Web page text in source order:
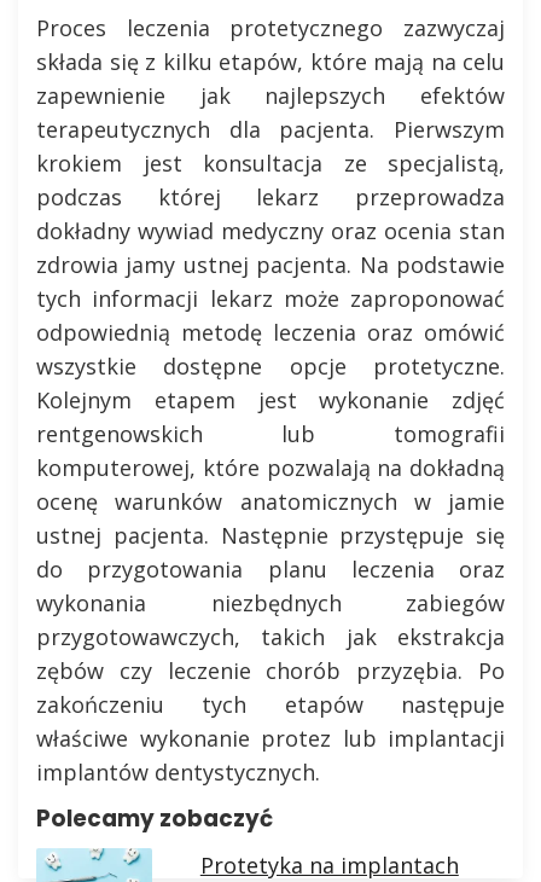
Proces leczenia protetycznego zazwyczaj
składa się z kilku etapów, które mają na celu
zapewnienie jak najlepszych efektów
terapeutycznych dla pacjenta. Pierwszym
krokiem jest konsultacja ze specjalistą,
podczas której lekarz przeprowadza
dokładny wywiad medyczny oraz ocenia stan
zdrowia jamy ustnej pacjenta. Na podstawie
tych informacji lekarz może zaproponować
odpowiednią metodę leczenia oraz omówić
wszystkie dostępne opcje protetyczne.
Kolejnym etapem jest wykonanie zdjęć
rentgenowskich lub tomografii
komputerowej, które pozwalają na dokładną
ocenę warunków anatomicznych w jamie
ustnej pacjenta. Następnie przystępuje się
do przygotowania planu leczenia oraz
wykonania niezbędnych zabiegów
przygotowawczych, takich jak ekstrakcja
zębów czy leczenie chorób przyzębia. Po
zakończeniu tych etapów następuje
właściwe wykonanie protez lub implantacji
implantów dentystycznych.
Polecamy zobaczyć
Protetyka na implantach